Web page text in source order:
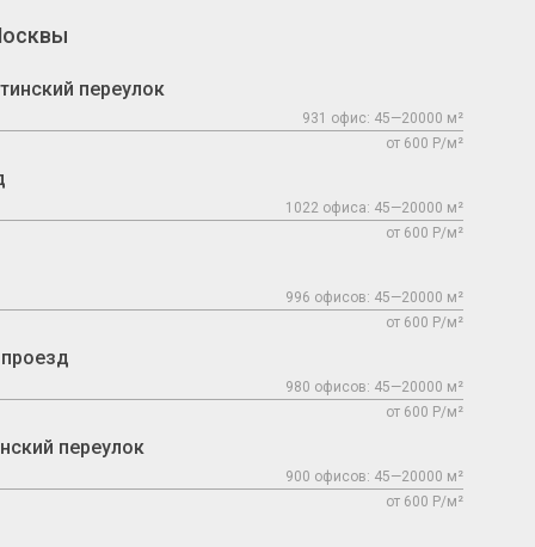
переулок
931 офис: 45—20000 м²
от 600 Р/м²
1022 офиса: 45—20000 м²
от 600 Р/м²
996 офисов: 45—20000 м²
от 600 Р/м²
980 офисов: 45—20000 м²
от 600 Р/м²
переулок
900 офисов: 45—20000 м²
от 600 Р/м²